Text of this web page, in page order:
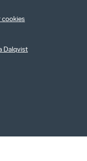
cookies
Dalqvist